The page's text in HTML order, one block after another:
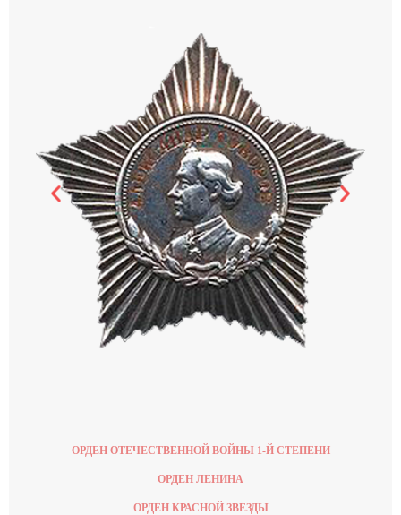
ОРДЕН ОТЕЧЕСТВЕННОЙ ВОЙНЫ 1-Й СТЕПЕНИ
ОРДЕН ЛЕНИНА
ОРДЕН КРАСНОЙ ЗВЕЗДЫ